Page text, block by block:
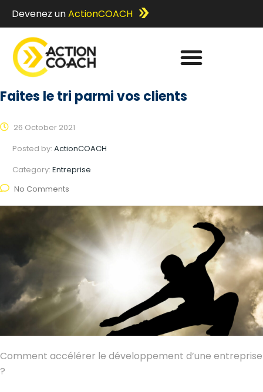
Devenez unActionCOACH
Faites le tri parmi vos clients
26 October 2021
Posted by: ActionCOACH
Category: Entreprise
No Comments
Comment accélérer le développement d’une entreprise
?